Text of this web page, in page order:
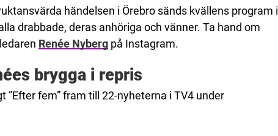
händelsen i Örebro sänds kvällens program i
drabbade, deras anhöriga och vänner. Ta hand om
Renée Nyberg på Instagram.
brygga i repris
”Efter fem” fram till 22-nyheterna i TV4 under